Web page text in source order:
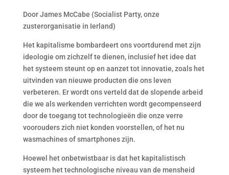
Door James McCabe (Socialist Party, onze
zusterorganisatie in Ierland)
Het kapitalisme bombardeert ons voortdurend met zijn
ideologie om zichzelf te dienen, inclusief het idee dat
het systeem steunt op en aanzet tot innovatie, zoals het
uitvinden van nieuwe producten die ons leven
verbeteren. Er wordt ons verteld dat de slopende arbeid
die we als werkenden verrichten wordt gecompenseerd
door de toegang tot technologieën die onze verre
voorouders zich niet konden voorstellen, of het nu
wasmachines of smartphones zijn.
Hoewel het onbetwistbaar is dat het kapitalistisch
systeem het technologische niveau van de mensheid